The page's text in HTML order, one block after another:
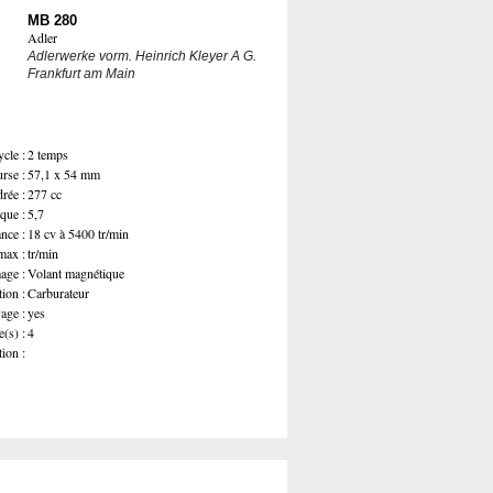
MB 280
Adler
Adlerwerke vorm. Heinrich Kleyer A G.
Frankfurt am Main
:2 temps
:57,1 x 54 mm
:277 cc
:5,7
: 18 cv à 5400 tr/min
:tr/min
:Volant magnétique
:Carburateur
:yes
:4
: